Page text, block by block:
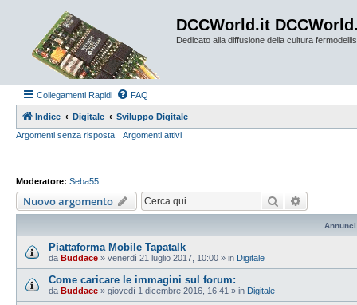
DCCWorld.it
Dedicato alla diffusione della cultura
Collegamenti Rapidi FAQ
Indice Digitale
Sviluppo Digitale
Argomenti senza risposta
Argomenti attivi
Moderatore: Seba55
Nuovo argomento Cerca
Annunci
Piattaforma Mobile Tapatalk
da Buddace » venerdì 21 luglio 2017, 10:00 » in Digitale
Come caricare le immagini sul forum:
da Buddace » giovedì 1 dicembre 2016, 16:41 » in Digitale